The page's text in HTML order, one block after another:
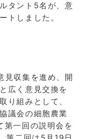
タント5名が、意
トしました。
見収集を進め、開
広く意見交換を
り組みとして、
議会の細胞農業
第一回の説明会を